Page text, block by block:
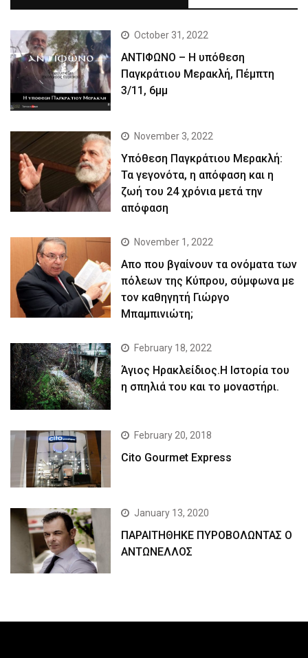
October 31, 2022
ΑΝΤΙΦΩΝΟ – Η υπόθεση
Παγκράτιου Μερακλή, Πέμπτη
3/11, 6μμ
November 3, 2022
Yπόθεση Παγκράτιου Μερακλή:
Τα γεγονότα, η απόφαση και η
ζωή του 24 χρόνια μετά την
απόφαση
November 1, 2022
Απο που βγαίνουν τα ονόματα των
πόλεων της Κύπρου, σύμφωνα με
τον καθηγητή Γιώργο
Μπαμπινιώτη;
February 18, 2022
Άγιος Ηρακλείδιος.Η Ιστορία του
η σπηλιά του και το μοναστήρι.
February 20, 2018
Cito Gourmet Express
January 13, 2020
ΠΑΡΑΙΤΗΘΗΚΕ ΠΥΡΟΒΟΛΩΝΤΑΣ Ο
ΑΝΤΩΝΕΛΛΟΣ